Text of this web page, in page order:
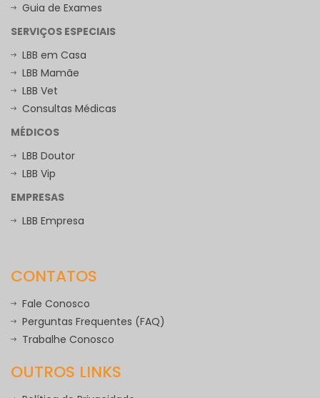
Guia de Exames
SERVIÇOS ESPECIAIS
LBB em Casa
LBB Mamãe
LBB Vet
Consultas Médicas
MÉDICOS
LBB Doutor
LBB Vip
EMPRESAS
LBB Empresa
CONTATOS
Fale Conosco
Perguntas Frequentes (FAQ)
Trabalhe Conosco
OUTROS LINKS